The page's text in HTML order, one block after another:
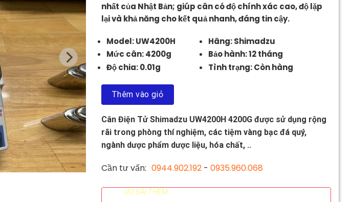
nhất của Nhật Bản; giúp cân có độ chính xác cao, độ lặp
lại và khả năng cho kết quả nhanh, đáng tin cậy.
Model: UW4200H
Mức cân: 4200g
Độ chia: 0.01g
Hãng: Shimadzu
Bảo hành: 12 tháng
Tình trạng: Còn hàng
Thêm vào giỏ
Cân Điện Tử Shimadzu UW4200H 4200G được sử dụng rộng
rãi trong phòng thí nghiệm, các tiệm vàng bạc đá quý,
ngành dược phẩm dược liệu, hóa chất, ..
Cần tư vấn: 0944.902.192- 0935.960.068
ƯU ĐÃI THÊM